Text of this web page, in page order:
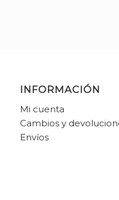
INFORMACIÓN
Mi cuenta
Cambios y
Envíos